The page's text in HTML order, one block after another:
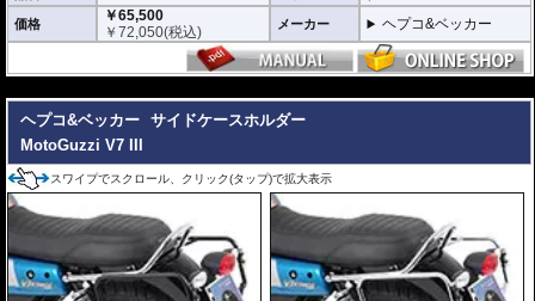
価格
￥65,500
￥72,050(税込) メーカー ヘプコ&ベッカー
ヘプコ&ベッカー
サイドケースホルダー
MotoGuzzi V7 III
スワイプでスクロール、クリック(タップ)で拡大表示